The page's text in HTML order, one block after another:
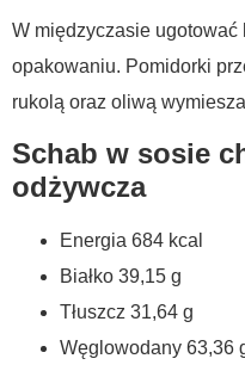
W międzyczasie ugotować
opakowaniu. Pomidorki
rukolą oraz oliwą
Schab w sosie
odżywcza
Energia 684 kcal
Białko 39,15 g
Tłuszcz 31,64 g
Węglowodany 63,36